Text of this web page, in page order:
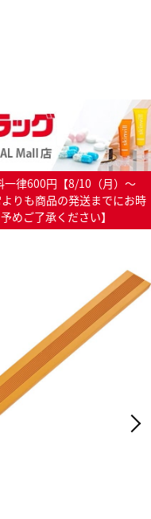
一律600円【8/10（月）～
りも商品の発送までにお時
めご了承ください】